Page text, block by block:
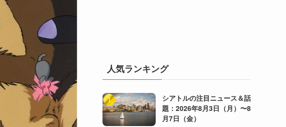
人気ランキング
シアトルの注目ニュース＆話
題：2026年8月3日（月）〜8
月7日（金）